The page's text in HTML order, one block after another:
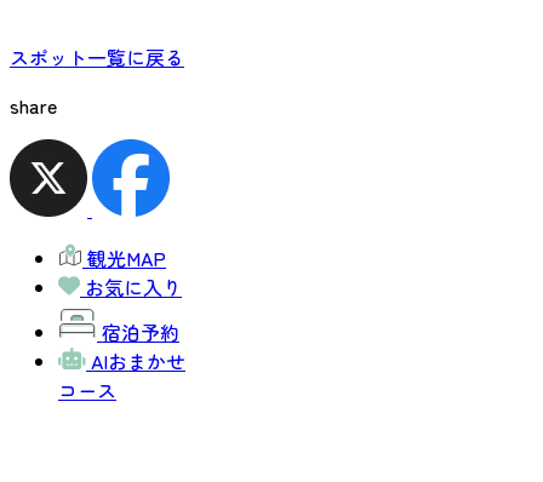
スポット一覧に戻る
share
観光MAP
お気に入り
宿泊予約
AIおまかせ
コース